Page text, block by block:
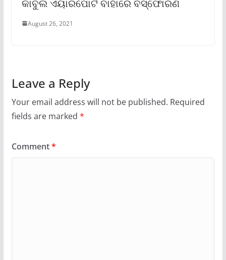
କାବୁଲ ଏୟାରପୋର୍ଟ ବାହାରେ ବିସ୍ଫୋରଣ
August 26, 2021
Leave a Reply
Your email address will not be published. Required
fields are marked *
Comment*